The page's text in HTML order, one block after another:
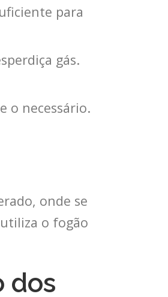
para
gás.
o necessário.
onde se
o fogão
dos